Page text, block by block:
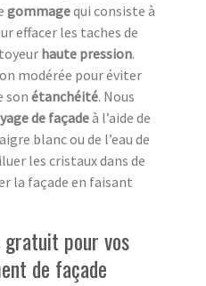
gommagequi consiste à
effacer les taches de
haute pression.
modérée pour éviter
son étanchéité. Nous
de façadeà l’aide de
blanc ou de l’eau de
les cristaux dans de
la façade en faisant
gratuit pour vos
de façade